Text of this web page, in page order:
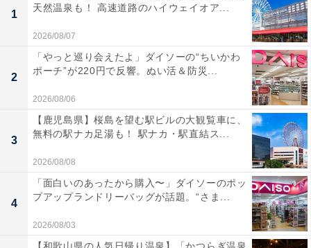
1
天然温泉も！ 高速道路のハイウェイオア...
2026/08/07
2
「やっと巡り会えたよ」ダイソーの“ちいかわ
ポーチ”が220円で反響。ぬい活＆防災...
2026/08/06
3
【鹿児島県】桜島を望む駅ビルの大観覧車に、
無料の駅ナカ足湯も！ 駅ナカ・駅直結ス...
2026/08/08
4
「面白いのあったから購入〜」ダイソーのポッ
プアップランドリーバッグが話題。“さま...
2026/08/03